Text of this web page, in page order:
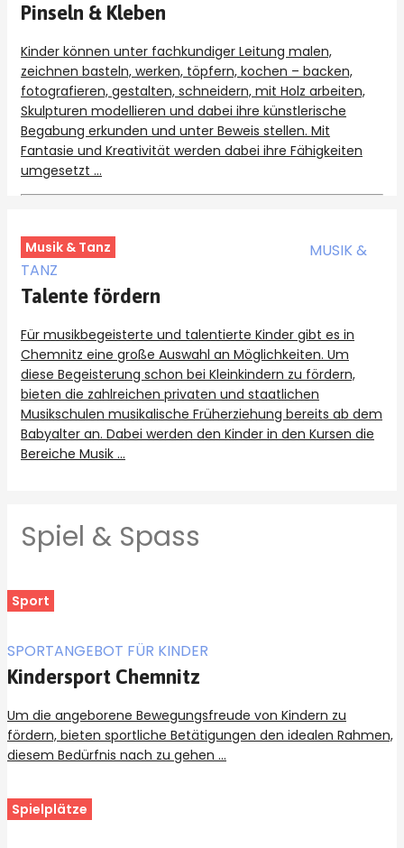
Pinseln & Kleben
Kinder können unter fachkundiger Leitung malen,
zeichnen basteln, werken, töpfern, kochen – backen,
fotografieren, gestalten, schneidern, mit Holz arbeiten,
Skulpturen modellieren und dabei ihre künstlerische
Begabung erkunden und unter Beweis stellen. Mit
Fantasie und Kreativität werden dabei ihre Fähigkeiten
umgesetzt …
Musik & Tanz
MUSIK &
TANZ
Talente fördern
Für musikbegeisterte und talentierte Kinder gibt es in
Chemnitz eine große Auswahl an Möglichkeiten. Um
diese Begeisterung schon bei Kleinkindern zu fördern,
bieten die zahlreichen privaten und staatlichen
Musikschulen musikalische Früherziehung bereits ab dem
Babyalter an. Dabei werden den Kinder in den Kursen die
Bereiche Musik …
Spiel & Spass
Sport
SPORTANGEBOT FÜR KINDER
Kindersport Chemnitz
Um die angeborene Bewegungsfreude von Kindern zu
fördern, bieten sportliche Betätigungen den idealen Rahmen,
diesem Bedürfnis nach zu gehen …
Spielplätze